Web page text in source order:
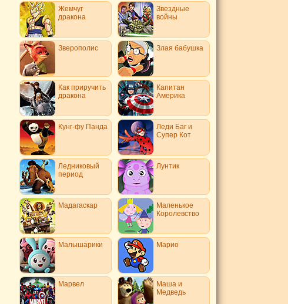
Жемчуг
дракона
Звездные
войны
Зверополис Злая бабушка
Как приручить
дракона
Капитан
Америка
Кунг-фу Панда
Леди Баг и
Супер Кот
Ледниковый
период
Лунтик
Мадагаскар
Маленькое
Королевство
Малышарики Марио
Марвел
Маша и
Медведь